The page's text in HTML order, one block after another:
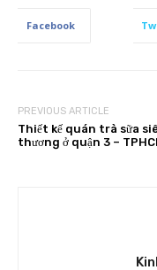
Facebook
PREVIOUS ARTICLE
Thiết kế quán trà sữa
thương ở quận 3 –